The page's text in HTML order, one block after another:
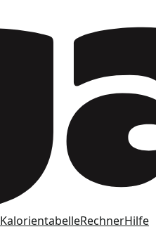
KalorientabelleRechnerHilfe